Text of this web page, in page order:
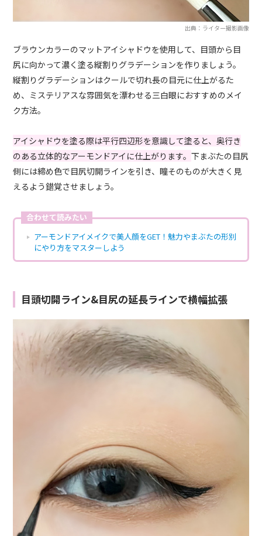
出典：ライター撮影画像
ブラウンカラーのマットアイシャドウを使用して、目頭から目
尻に向かって濃く塗る縦割りグラデーションを作りましょう。
縦割りグラデーションはクールで切れ長の目元に仕上がるた
め、ミステリアスな雰囲気を漂わせる三白眼におすすめのメイ
ク方法。
アイシャドウを塗る際は平行四辺形を意識して塗ると、奥行き
のある立体的なアーモンドアイに仕上がります。下まぶたの目尻
側には締め色で目尻切開ラインを引き、瞳そのものが大きく見
えるよう錯覚させましょう。
合わせて読みたい
アーモンドアイメイクで美人顔をGET！魅力やまぶたの形別
にやり方をマスターしよう
目頭切開ライン&目尻の延長ラインで横幅拡張